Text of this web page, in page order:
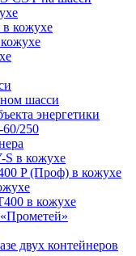
в кожухе
шасси
энергетики
250
S в кожухе
P (Проф) в кожухе
в кожухе
двух контейнеров